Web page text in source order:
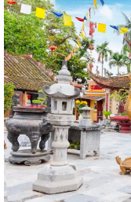
Phát huy sức mạnh toàn
khi sinh
Tăng cường quản lý
cháy tại các chợ
Tăng cường quản lý
nông nghiệp
Sở Giáo dục và Đào tạo
các điều kiện cho năm